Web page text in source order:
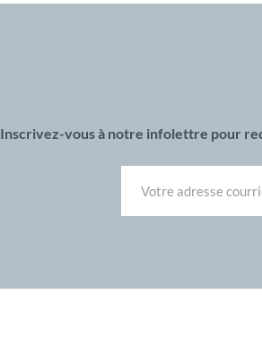
Inscrivez-vous à notre infolettre pour